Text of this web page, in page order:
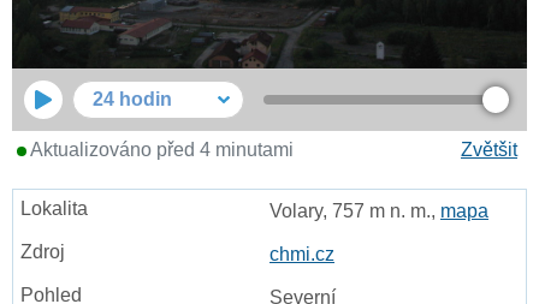
24 hodin
Zvětšit
Aktualizováno před 4 minutami
Volary, 757 m n. m., mapa
chmi.cz
Severní